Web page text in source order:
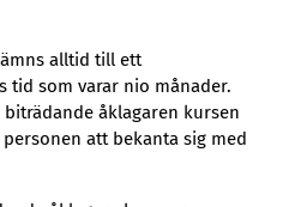
alltid till ett
tid som varar nio månader.
åklagaren kursen
att bekanta sig med